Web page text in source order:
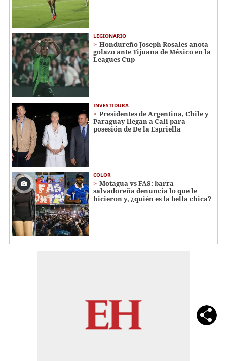
LEGIONARIO
Hondureño Joseph Rosales anota
golazo ante Tijuana de México en la
Leagues Cup
INVESTIDURA
Presidentes de Argentina, Chile y
Paraguay llegan a Cali para
posesión de De la Espriella
COLOR
Motagua vs FAS: barra
salvadoreña denuncia lo que le
hicieron y, ¿quién es la bella chica?